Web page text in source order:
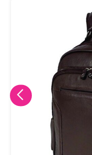
Eu concordo
A nossa empresa
sua privacidade,
de marketing.
qualquer momento.